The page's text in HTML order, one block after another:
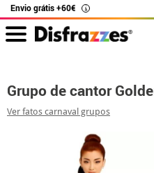
Envio grátis +60€ i
Grupo de cantor
Ver fatos carnaval grupos